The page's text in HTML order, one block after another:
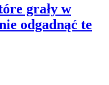
grały w
odgadnąć te